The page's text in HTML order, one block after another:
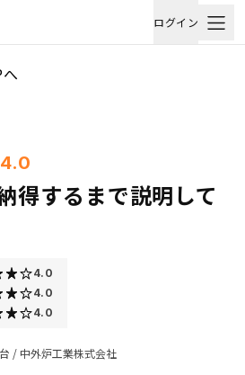
ログイン
4.0
得するまで説明して
4.0
4.0
4.0
/ 中外炉工業株式会社